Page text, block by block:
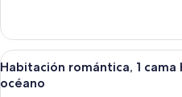
la
ciudad
doble
estándar,
2
camas
Ver
todas
8
Habitación romántica, 1
océano